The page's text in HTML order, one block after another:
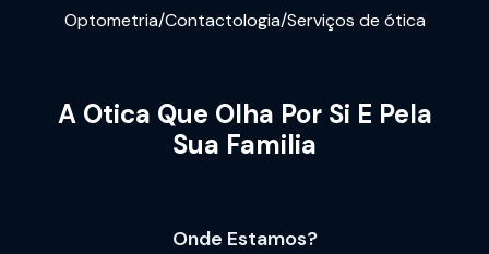
Optometria/Contactologia/Serviços de ótica
A Otica Que Olha Por Si E Pela
Sua Familia
Onde Estamos?